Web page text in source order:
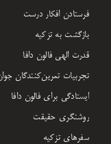
فرستادن افکار درست
بازگشت به تزکیه
قدرت الهی فالون دافا
تجربیات تمرین‌کنندگان
ایستادگی برای فالون دافا
روشنگری حقیقت
سفرهای تزکیه